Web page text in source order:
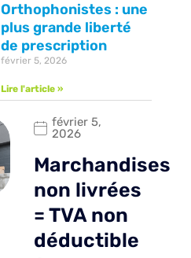
Orthophonistes : une
plus grande liberté
de prescription
février 5, 2026
Lire l'article »
février 5,
2026
Marchandises
non livrées
= TVA non
déductible